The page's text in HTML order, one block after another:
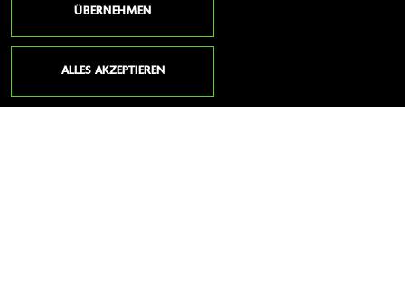
Samstag:
10:00 - 14:00
Sonntag:
geschlossen
WEITERE LINKS
ÜBERNEHMEN
ALLES AKZEPTIEREN